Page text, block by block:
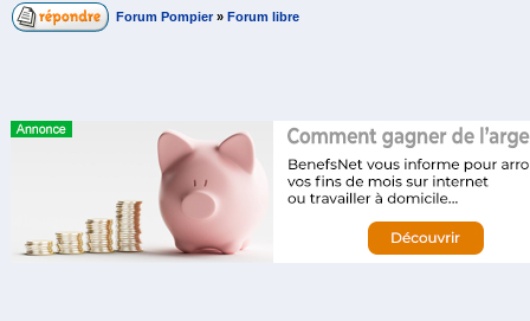
Forum Pompier » Forum libre